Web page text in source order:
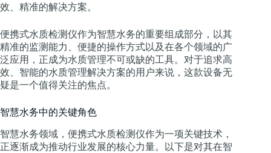
效、精准的解决方案。
便携式水质检测仪作为智慧水务的重要组成部分，以其
精准的监测能力、便捷的操作方式以及在各个领域的广
泛应用，正成为水质管理不可或缺的工具。对于追求高
效、智能的水质管理解决方案的用户来说，这款设备无
疑是一个值得关注的焦点。
智慧水务中的关键角色
智慧水务领域，便携式水质检测仪作为一项关键技术，
正逐渐成为推动行业发展的核心力量。以下是对其在智